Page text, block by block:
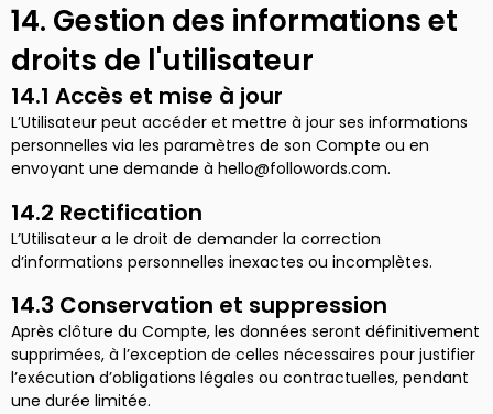
14. Gestion des informations et
droits de l'utilisateur
14.1 Accès et mise à jour
L’Utilisateur peut accéder et mettre à jour ses informations
personnelles via les paramètres de son Compte ou en
envoyant une demande à hello@followords.com.
14.2 Rectification
L’Utilisateur a le droit de demander la correction
d’informations personnelles inexactes ou incomplètes.
14.3 Conservation et suppression
Après clôture du Compte, les données seront définitivement
supprimées, à l’exception de celles nécessaires pour justifier
l’exécution d’obligations légales ou contractuelles, pendant
une durée limitée.